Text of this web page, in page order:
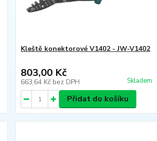
Kleště konektorové V1402 - JW-V1402
803,00 Kč
663,64 Kč bez DPH Skladem
Přidat do košíku